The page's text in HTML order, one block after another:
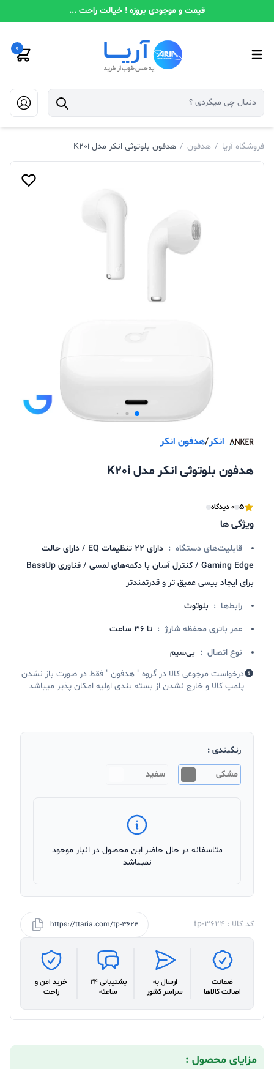
قیمت و موجودی بروزه ! خیالت راحت ...
0
فروشگاه آریا / هدفون / هدفون بلوتوثی انکر مدل K20i
انکر/هدفون انکر
هدفون بلوتوثی انکر مدل K20i
5 0 دیدگاه
ویژگی ها
قابلیت‌های دستگاه :
دارای ۲۲ تنظیمات EQ / دارای حالت
Gaming Edge / کنترل آسان با دکمه‌های لمسی / فناوری BassUp
برای ایجاد بیسی عمیق تر و قدرتمندتر
رابط‌ها : بلوتوث
عمر باتری محفظه شارژ : تا ۳۶ ساعت
نوع اتصال : بی‌سیم
درخواست مرجوعی کالا در گروه " هدفون " فقط در صورت باز نشدن
پلمپ کالا و خارج نشدن از بسته بندی اولیه امکان پذیر میباشد
رنگبندی :
مشکی سفید
متاسفانه در حال حاضر این محصول در انبار موجود
نمیباشد
کد کالا : tp-3624 https://ttaria.com/tp-3624
ضمانت
اصالت کالاها
ارسال به
سراسر کشور
پشتیبانی 24
ساعته
خرید امن و
راحت
مزایای محصول :